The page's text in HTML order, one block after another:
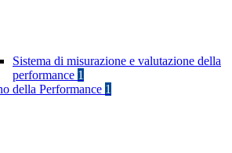
Sistema di misurazione e valutazione della
performance 1
della Performance 1